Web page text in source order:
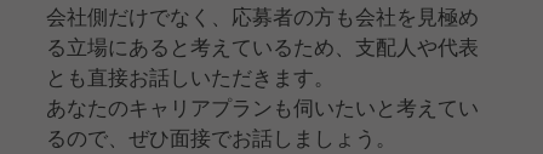
会社側だけでなく、応募者の方も会社を見極め
る立場にあると考えているため、支配人や代表
とも直接お話しいただきます。
あなたのキャリアプランも伺いたいと考えてい
るので、ぜひ面接でお話しましょう。